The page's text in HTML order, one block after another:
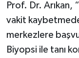
Prof. Dr. Arıkan,
vakit
merkezlere
Biyopsi ile tanı
Teknoloji